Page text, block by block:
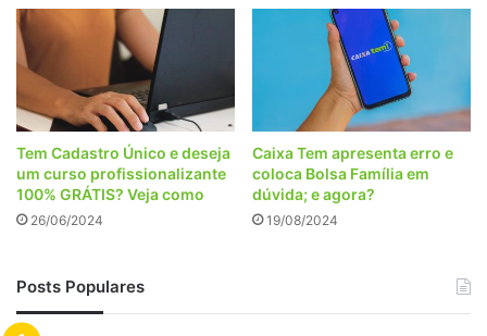
Tem Cadastro Único e deseja
um curso profissionalizante
100% GRÁTIS? Veja como
26/06/2024
Caixa Tem apresenta erro e
coloca Bolsa Família em
dúvida; e agora?
19/08/2024
Posts Populares